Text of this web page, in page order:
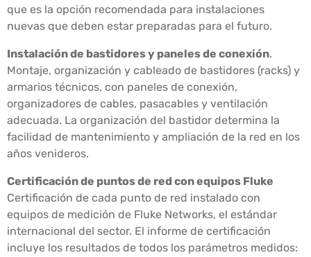
que es la opción recomendada para instalaciones
nuevas que deben estar preparadas para el futuro.
Instalación de bastidores y paneles de conexión.
Montaje, organización y cableado de bastidores (racks) y
armarios técnicos, con paneles de conexión,
organizadores de cables, pasacables y ventilación
adecuada. La organización del bastidor determina la
facilidad de mantenimiento y ampliación de la red en los
años venideros.
Certificación de puntos de red con equipos Fluke
Certificación de cada punto de red instalado con
equipos de medición de Fluke Networks, el estándar
internacional del sector. El informe de certificación
incluye los resultados de todos los parámetros medidos: